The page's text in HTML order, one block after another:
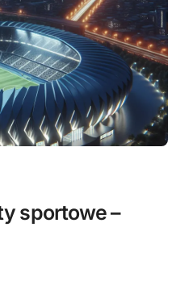
sportowe –